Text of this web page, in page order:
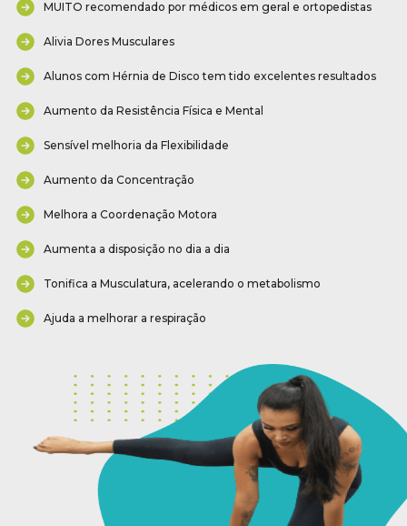
MUITO recomendado por médicos em geral e ortopedistas
Alivia Dores Musculares
Alunos com Hérnia de Disco tem tido excelentes resultados
Aumento da Resistência Física e Mental
Sensível melhoria da Flexibilidade
Aumento da Concentração
Melhora a Coordenação Motora
Aumenta a disposição no dia a dia
Tonifica a Musculatura, acelerando o metabolismo
Ajuda a melhorar a respiração